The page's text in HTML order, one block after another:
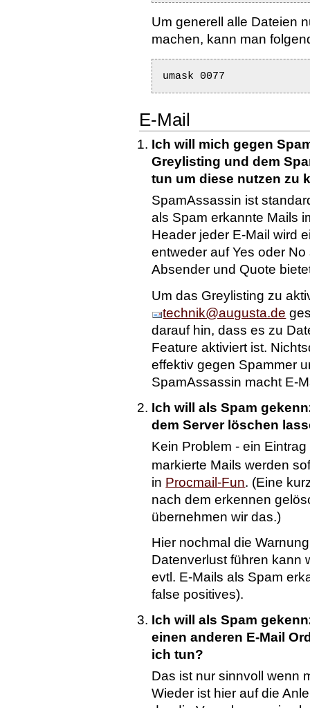
Um generell alle Dateien
machen, kann man
umask 0077
E-Mail
Ich will mich gegen
Greylisting und dem
tun um diese nutzen zu
SpamAssassin ist
als Spam erkannte Mails
Header jeder E-Mail wird
entweder auf Yes oder
Absender und Quote
Um das Greylisting zu
technik@augusta.de
darauf hin, dass es zu
Feature aktiviert ist.
effektiv gegen Spammer
SpamAssassin macht E-
Ich will als Spam
dem Server löschen
Kein Problem - ein
markierte Mails werden
in Procmail-Fun. (Eine
nach dem erkennen
übernehmen wir das.)
Hier nochmal die
Datenverlust führen kann
evtl. E-Mails als Spam
false positives).
Ich will als Spam
einen anderen E-Mail
ich tun?
Das ist nur sinnvoll wenn
Wieder ist hier auf die